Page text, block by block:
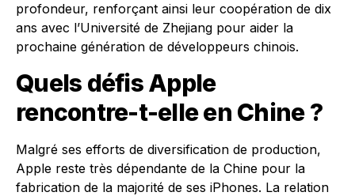
profondeur, renforçant ainsi leur coopération de dix
ans avec l’Université de Zhejiang pour aider la
prochaine génération de développeurs chinois.
Quels défis Apple
rencontre-t-elle en Chine ?
Malgré ses efforts de diversification de production,
Apple reste très dépendante de la Chine pour la
fabrication de la majorité de ses iPhones. La relation